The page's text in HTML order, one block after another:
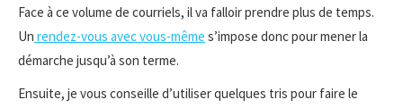
Face à ce volume de courriels, il va falloir prendre plus de temps.
Un rendez-vous avec vous-même s’impose donc pour mener la
démarche jusqu’à son terme.
Ensuite, je vous conseille d’utiliser quelques tris pour faire le